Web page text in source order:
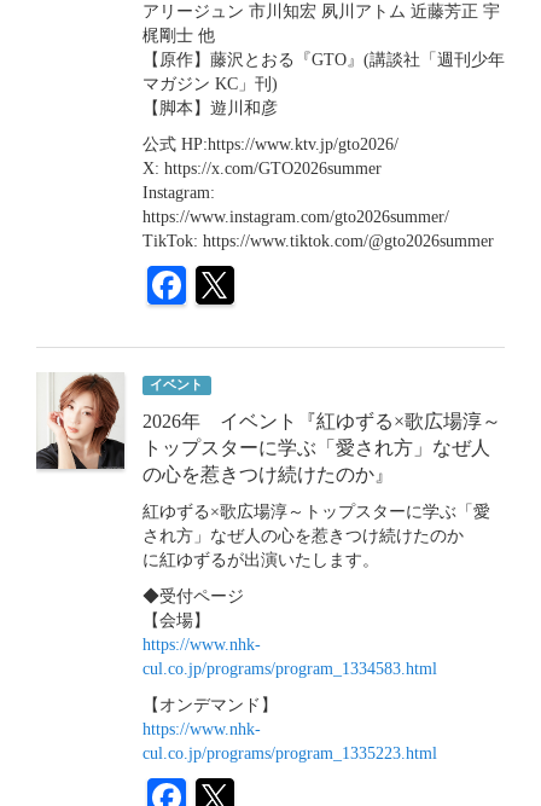
アリージュン 市川知宏 夙川アトム 近藤芳正 宇
梶剛士 他
【原作】藤沢とおる『GTO』(講談社「週刊少年
マガジン KC」刊)
【脚本】遊川和彦
公式 HP:https://www.ktv.jp/gto2026/
X: https://x.com/GTO2026summer
Instagram:
https://www.instagram.com/gto2026summer/
TikTok: https://www.tiktok.com/@gto2026summer
イベント
2026年 イベント『紅ゆずる×歌広場淳～
トップスターに学ぶ「愛され方」なぜ人
の心を惹きつけ続けたのか』
紅ゆずる×歌広場淳～トップスターに学ぶ「愛
され方」なぜ人の心を惹きつけ続けたのか
に紅ゆずるが出演いたします。
◆受付ページ
【会場】
https://www.nhk-
cul.co.jp/programs/program_1334583.html
【オンデマンド】
https://www.nhk-
cul.co.jp/programs/program_1335223.html